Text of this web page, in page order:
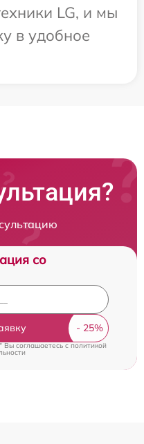
LG, и мы
в удобное
со
Вы соглашаетесь cполитикой